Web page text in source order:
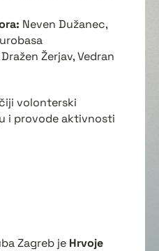
Neven Dužanec,
Žerjav, Vedran
volonterski
i provode aktivnosti
Zagreb je Hrvoje